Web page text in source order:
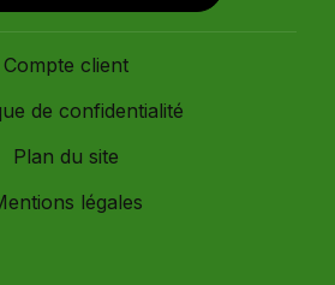
Compte client
de confidentialité
Plan du site
légales